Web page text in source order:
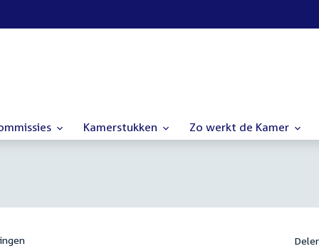
Kamerstukken Zo werkt de Kamer